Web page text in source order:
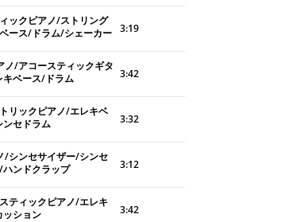
ックピアノ/ストリング
ース/ドラム/シェーカー 3:19
ノ/アコースティックギタ
ベース/ドラム
3:42
リックピアノ/エレキベ
セドラム
3:32
/シンセサイザー/シンセ
ンドクラップ
3:12
ティックピアノ/エレキ
ション
3:42